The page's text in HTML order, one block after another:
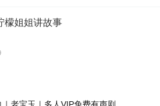
檬姐姐讲故事